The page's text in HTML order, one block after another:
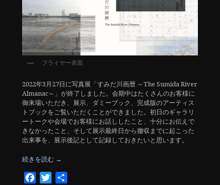
フライヤー表面
2022年3月27日に写真展「すみだ川画暦 ～The Sumida River
Almanac～」が終了しました。会期中はたくさんのお客様に
御来場いただき、展示、ダミーブック、完成版のアーティス
トブックをご覧いただくことができました。初日のギャラリ
ートークや会場でお客様にお話ししたこと、十分にお伝えで
きなかったこと、そして展示最終日から撤収までに起こった
出来事を、展示後記として記録しておきたいと思います。
続きを読む →
FacebookTwitter